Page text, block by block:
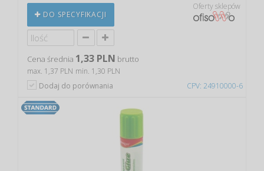
CPV: 24910000-6
DO SPECYFIKACJI
Oferty sklepów
Cena średnia 1,33 PLN brutto
max. 1,37 PLN min. 1,30 PLN
Dodaj do porównania